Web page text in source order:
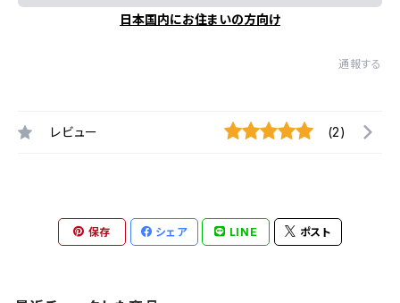
日本国内にお住まいの方向け
通報する
レビュー (2)
保存 シェア LINE ポスト